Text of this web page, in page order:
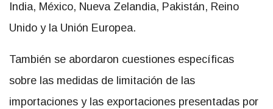
India, México, Nueva Zelandia, Pakistán, Reino
Unido y la Unión Europea.
También se abordaron cuestiones específicas
sobre las medidas de limitación de las
importaciones y las exportaciones presentadas por